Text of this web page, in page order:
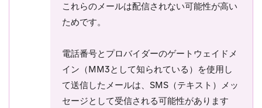
これらのメールは配信されない可能性が高い
ためです。
電話番号とプロバイダーのゲートウェイドメ
イン（MM3として知られている）を使用し
て送信したメールは、SMS（テキスト）メッ
セージとして受信される可能性があります